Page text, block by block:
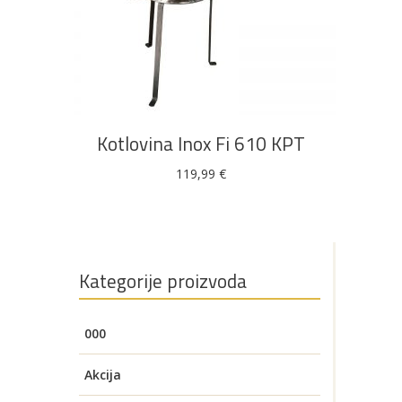
galanterija
DODAJ U KOŠARICU
Kotlovina Inox Fi 610 KPT
119,99 €
Kategorije proizvoda
000
Akcija